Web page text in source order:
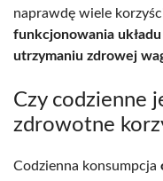
naprawdę wiele
funkcjonowania
utrzymaniu zdrowej
Czy codzienne
zdrowotne
Codzienna konsumpcja